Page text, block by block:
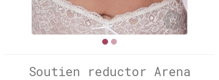
Soutien reductor Arena